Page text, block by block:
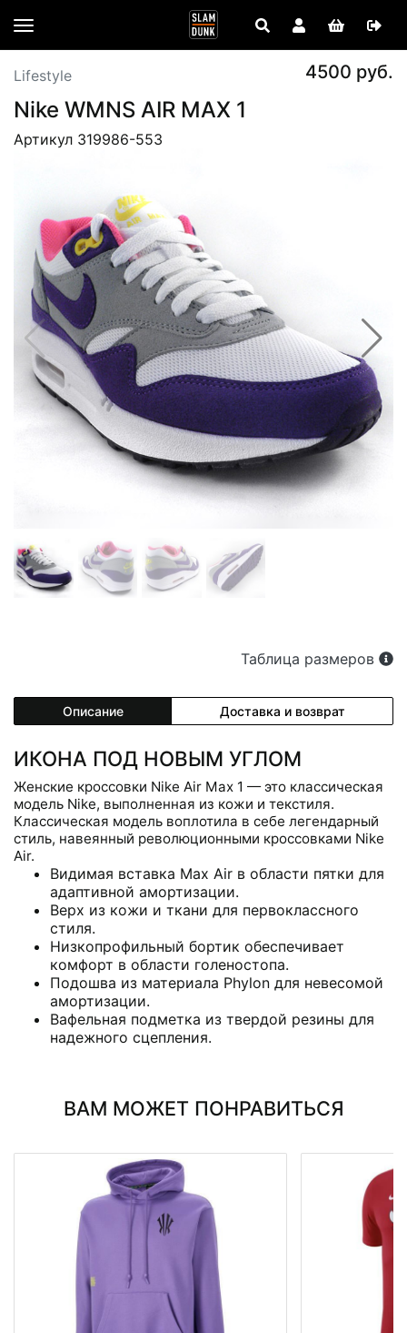
Lifestyle 4500 руб.
Nike WMNS AIR MAX 1
Артикул 319986-553
Таблица размеров
Описание Доставка и возврат
ИКОНА ПОД НОВЫМ УГЛОМ
Женские кроссовки Nike Air Max 1 — это классическая
модель Nike, выполненная из кожи и текстиля.
Классическая модель воплотила в себе легендарный
стиль, навеянный революционными кроссовками Nike
Air.
Видимая вставка Max Air в области пятки для
адаптивной амортизации.
Верх из кожи и ткани для первоклассного
стиля.
Низкопрофильный бортик обеспечивает
комфорт в области голеностопа.
Подошва из материала Phylon для невесомой
амортизации.
Вафельная подметка из твердой резины для
надежного сцепления.
ВАМ МОЖЕТ ПОНРАВИТЬСЯ